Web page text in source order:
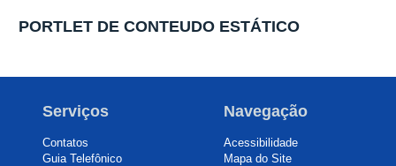
PORTLET DE CONTEUDO ESTÁTICO
Serviços
Contatos
Guia Telefônico
Navegação
Acessibilidade
Mapa do Site